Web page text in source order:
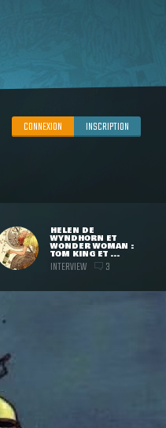
CONNEXION INSCRIPTION
HELEN DE
WYNDHORN ET
WONDER WOMAN :
TOM KING ET ...
INTERVIEW 3